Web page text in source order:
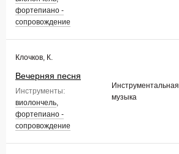
фортепиано -
сопровождение
Клочков, К.
Вечерняя песня
Инструменты:
виолончель,
фортепиано -
сопровождение
Инструментальная
музыка